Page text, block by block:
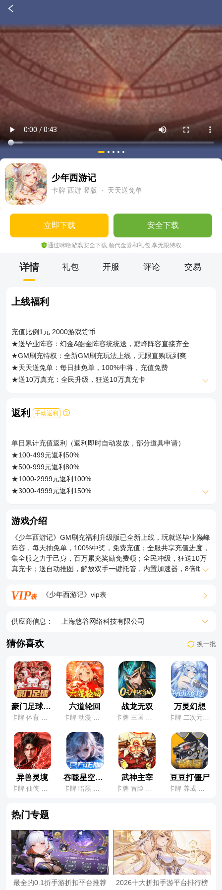
少年西游记
卡牌 西游 竖版 · 天天送免单
立即下载 安全下载
通过咪噜游戏安全下载,领代金券和礼包,享无限特权
详情 礼包 开服 评论 交易
上线福利
充值比例1元:2000游戏货币
★送毕业阵容：幻金&皓金阵容统统送，巅峰阵容直接齐全
★GM刷充特权：全新GM刷充玩法上线，无限直购玩到爽
★天天送免单：每日抽免单，100%中将，充值免费
★送10万真充：全民升级，狂送10万真充卡
★资源1元宝：无限资源1元宝直接买，资源材料不发愁
充奖励免费领
★送自动推图：推图领奖全自动，彻底解放双手，一件托管一键
领奖
★内置加速器：30级开启游戏加速器，最高8倍加速助力快速通关
★创角即送：GM刷充特权、SVIP3，元宝*100W，银两
发放到背包内，GM刷充特权在主界面”GM刷充”玩法免费领取
★尾缀说明：主界面“抽免单”功能每天可免费抽免单券，100%必
中，免单券可在“专属福利-充值豪礼”界面免费充值购买道具，即
为天天送免单。
返利 手动返利
单日累计充值返利（返利即时自动发放，部分道具申请）
★100-499元返利50%
★500-999元返利80%
★1000-2999元返利100%
★3000-4999元返利150%
★10000-19999元返利250%
★20000元及以上返利300%
注：返利货币为:元宝
返利发放方式：自动返利
返利申请是否需要角色id：是
月卡是否算VIP经验：是
【充值月卡、终身卡、礼包、基金】都计入返利
游戏介绍
《少年西游记》GM刷充福利升级版已全新上线，玩就送毕业巅峰
阵容，每天抽免单，100%中奖，免费充值；全服共享充值进度，
集全服之力于己身，百万累充奖励免费领；全民冲级，狂送10万
真充卡；送自动推图，解放双手一键托管，内置加速器，8倍助力
通关激斗，酷炫法宝合击，唯美清新画风，海量福利放送…你不
可以错过的年度爆款！
《少年西游记》vip表
供应商信息： 上海悠谷网络科技有限公司
猜你喜欢 换一批
豪门足球风云
卡牌 体育 养成
六道轮回
卡牌 动漫 火影
战龙无双
卡牌 三国 养成
万灵幻想
卡牌 二次元 养成
异兽灵境
卡牌 仙侠 神话
吞噬星空：黎明
卡牌 暗黑 科幻
武神主宰
卡牌 冒险 肉鸽
豆豆打僵尸
卡牌 养成 休闲
热门专题
最全的0.1折手游折扣平台推荐 2026十大折扣手游平台排行榜